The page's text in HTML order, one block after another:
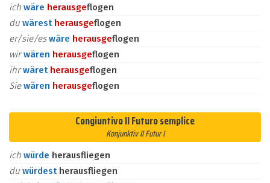
ich wäre herausgeflogen
du wärest herausgeflogen
er/sie/eswäre herausgeflogen
wirwären herausgeflogen
ihrwäret herausgeflogen
Siewären herausgeflogen
Congiuntivo II Futuro semplice
Konjunktiv II Futur I
ich würde herausfliegen
du würdest herausfliegen